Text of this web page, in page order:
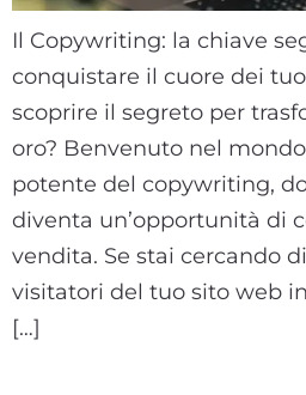
Il Copywriting: la chiave
conquistare il cuore dei
scoprire il segreto per
oro? Benvenuto nel
potente del copywriting,
diventa un’opportunità di
vendita. Se stai cercando
visitatori del tuo sito web
[…]